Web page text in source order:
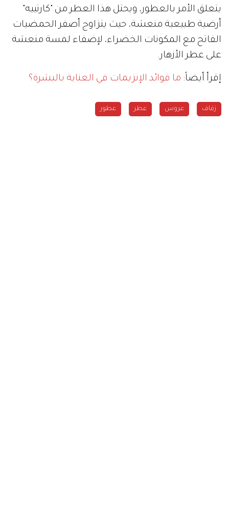
يتعلق الأمر بالعطور، ويحتل هذا العطر من "كارتييه"
أرضية طبيعية منعشة، حيث يتزاوج أصفر الحمضيات
الفاتح مع المكونات الخضراء، لإضفاء لمسة منعشة
على عطر الأزهار.
إقرأ أيضاً: ما فوائد الإنزيمات في العناية بالبشرة؟
زفاف عروس عطر عطور